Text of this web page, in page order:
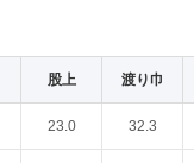
股上 渡り巾
23.0 32.3